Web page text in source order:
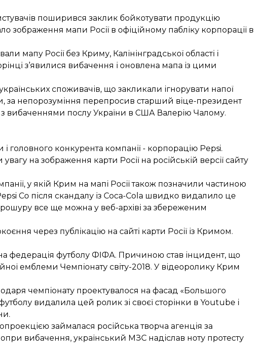
поширився заклик бойкотувати продукцію
зображення мапи Росії в офіційному пабліку корпорації в
мапу Росії без Криму, Калінінградської області і
з’явилися вибачення і оновлена мапа із цими
споживачів, що закликали ігнорувати напої
за непорозуміння перепросив старший віце-президент
з вибаченнями послу України в США Валерію Чалому.
головного конкурента компанії - корпорацію Pepsi.
на зображення карти Росії на російській версії сайту
у якій Крим на мапі Росії також позначили частиною
Сo після скандалу із Coca-Cola швидко видалило це
все ще можна у веб-архіві за збереженим
через публікацію на сайті карти Росії із Кримом.
федерація футболу ФІФА. Причиною став інцидент, що
емблеми Чемпіонату світу-2018. У відеоролику Крим
чемпіонату проектувалося на фасад «Большого
видалила цей ролик зі своєї сторінки в Youtube і
займалася російська творча агенція за
вибачення, український МЗС надіслав ноту протесту